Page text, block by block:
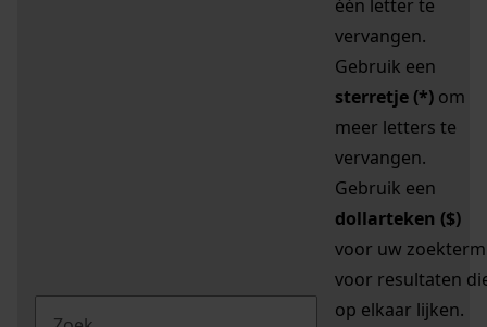
één letter te
vervangen.
Gebruik een
sterretje (*) om
meer letters te
vervangen.
Gebruik een
dollarteken ($)
voor uw zoekterm
voor resultaten
op elkaar lijken.